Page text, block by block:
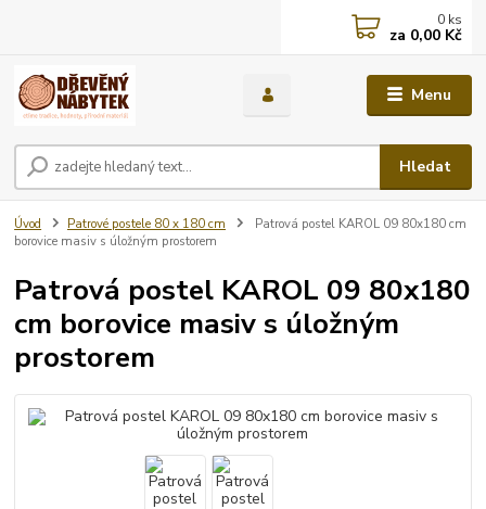
Menu
Hledat
0 ks
za 0,00 Kč
Úvod Patrové postele 80 x 180 cm
Patrová postel KAROL 09 80x180 cm
borovice masiv s úložným prostorem
Patrová postel KAROL 09 80x180
cm borovice masiv s úložným
prostorem